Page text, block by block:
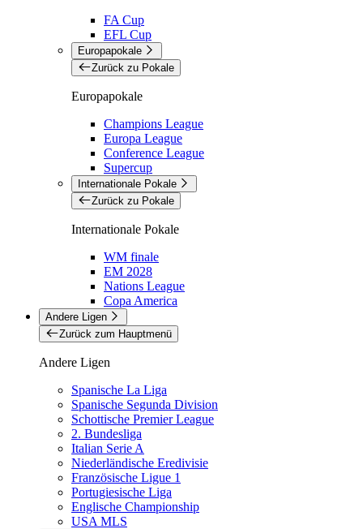
FA Cup
EFL Cup
Europapokale
Zurück zu Pokale
Europapokale
Champions League
Europa League
Conference League
Supercup
Internationale Pokale
Zurück zu Pokale
Internationale Pokale
WM finale
EM 2028
Nations League
Copa America
Andere Ligen
Zurück zum Hauptmenü
Andere Ligen
Spanische La Liga
Spanische Segunda Division
Schottische Premier League
2. Bundesliga
Italian Serie A
Niederländische Eredivisie
Französische Ligue 1
Portugiesische Liga
Englische Championship
USA MLS